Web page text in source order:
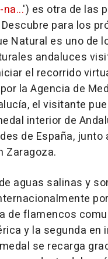
') es otra de las
para los
Natural es uno de
andaluces
el recorrido
la Agencia de
el visitante
interior de
de España, junto
Zaragoza.
aguas salinas y
de flamencos
y la segunda en
se recarga